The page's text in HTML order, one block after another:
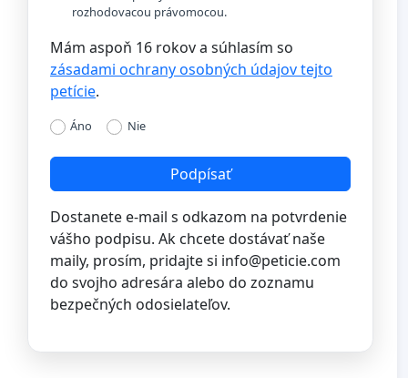
rozhodovacou právomocou.
Mám aspoň 16 rokov a súhlasím so
zásadami ochrany osobných údajov tejto
petície.
Áno Nie
Podpísať
Dostanete e-mail s odkazom na potvrdenie
vášho podpisu. Ak chcete dostávať naše
maily, prosím, pridajte si info@peticie.com
do svojho adresára alebo do zoznamu
bezpečných odosielateľov.